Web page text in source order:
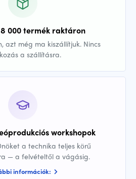
000 termék raktáron
azt még ma kiszállítjuk. Nincs
a szállításra.
workshopok
a technika teljes körű
— a felvételtől a vágásig.
információk: